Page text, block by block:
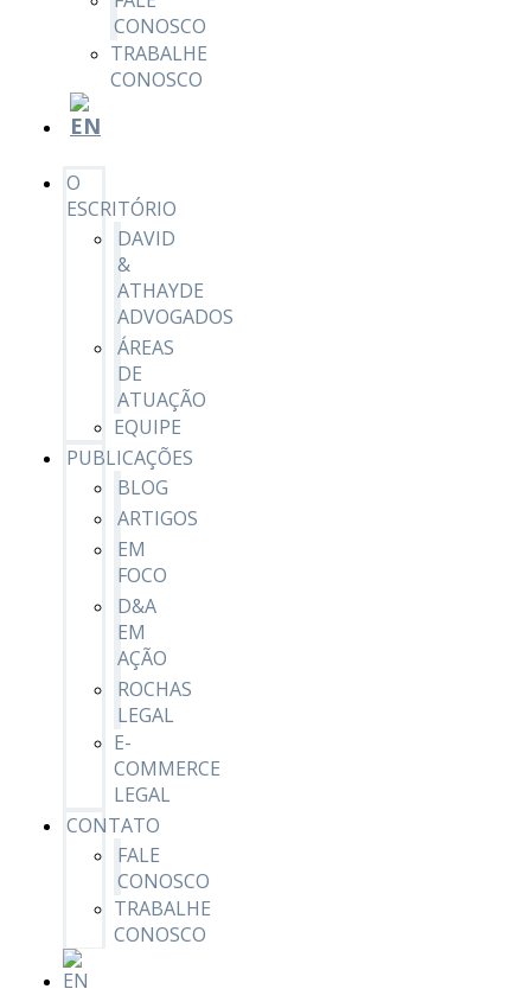
CONOSCO
TRABALHE
CONOSCO
O
ESCRITÓRIO
DAVID
&
ATHAYDE
ADVOGADOS
ÁREAS
DE
ATUAÇÃO
EQUIPE
PUBLICAÇÕES
BLOG
ARTIGOS
EM
FOCO
D&A
EM
AÇÃO
ROCHAS
LEGAL
E-
COMMERCE
LEGAL
CONTATO
FALE
CONOSCO
TRABALHE
CONOSCO